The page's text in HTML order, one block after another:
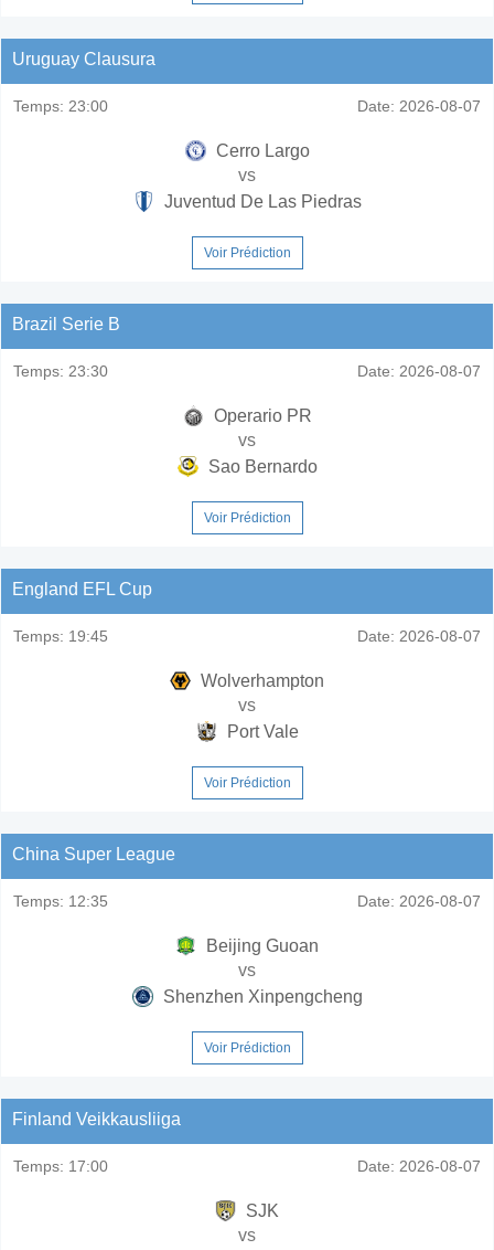
Uruguay Clausura
Temps: 23:00 Date: 2026-08-07
Cerro Largo
vs
Juventud De Las Piedras
Voir Prédiction
Brazil Serie B
Temps: 23:30 Date: 2026-08-07
Operario PR
vs
Sao Bernardo
Voir Prédiction
England EFL Cup
Temps: 19:45 Date: 2026-08-07
Wolverhampton
vs
Port Vale
Voir Prédiction
China Super League
Temps: 12:35 Date: 2026-08-07
Beijing Guoan
vs
Shenzhen Xinpengcheng
Voir Prédiction
Finland Veikkausliiga
Temps: 17:00 Date: 2026-08-07
SJK
vs